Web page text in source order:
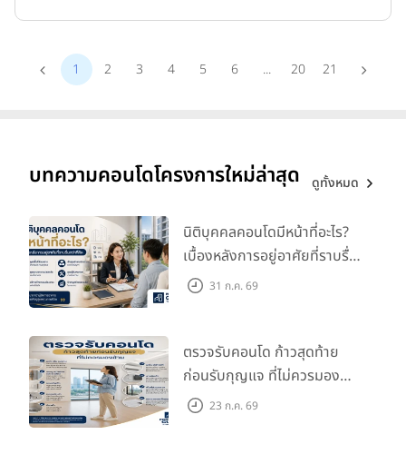
1 2 3 4 5 6 ... 20 21
บทความคอนโดโครงการใหม่ล่าสุด ดูทั้งหมด
นิติบุคคลคอนโดมีหน้าที่อะไร?
เบื้องหลังการอยู่อาศัยที่ราบรื่น
กว่าที่คิด31 ก.ค. 69
ตรวจรับคอนโด ก้าวสุดท้าย
ก่อนรับกุญแจ ที่ไม่ควรมอง
ข้าม 23 ก.ค. 69